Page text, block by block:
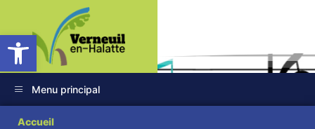
Ouvrir la barre d’outils
Menu principal
Accueil